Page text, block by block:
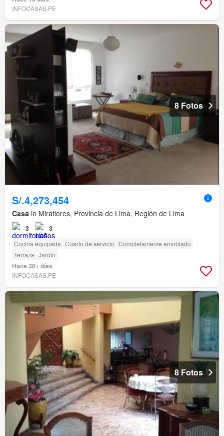
INFOCASAS.PE
8 Fotos
S/.4,273,454
Casa in Miraflores, Provincia de Lima, Región de Lima
3 3
Cocina equipada Cuarto de servicio Completamente amoblado
Terraza Jardín
Hace 30+ días
INFOCASAS.PE
8 Fotos